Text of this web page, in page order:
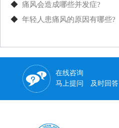
◆ 痛风会造成哪些并发症?
◆ 年轻人患痛风的原因有哪些?
在线咨询
马上提问 及时回答